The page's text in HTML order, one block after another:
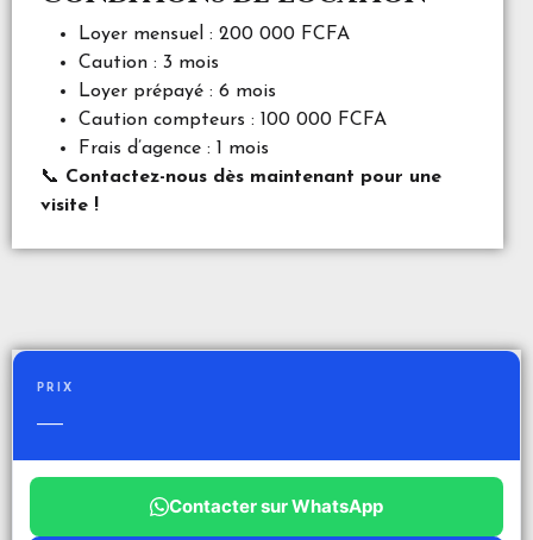
Loyer mensuel : 200 000 FCFA
Caution : 3 mois
Loyer prépayé : 6 mois
Caution compteurs : 100 000 FCFA
Frais d’agence : 1 mois
📞 Contactez-nous dès maintenant pour une
visite !
PRIX
—
Contacter sur WhatsApp